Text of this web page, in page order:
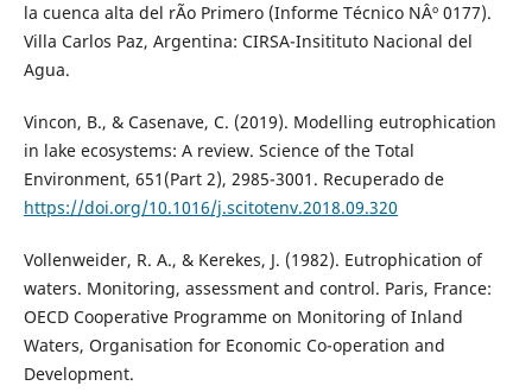
la cuenca alta del rÃ­o Primero (Informe Técnico NÂº 0177).
Villa Carlos Paz, Argentina: CIRSA-Insitituto Nacional del
Agua.
Vincon, B., & Casenave, C. (2019). Modelling eutrophication
in lake ecosystems: A review. Science of the Total
Environment, 651(Part 2), 2985-3001. Recuperado de
https://doi.org/10.1016/j.scitotenv.2018.09.320
Vollenweider, R. A., & Kerekes, J. (1982). Eutrophication of
waters. Monitoring, assessment and control. Paris, France:
OECD Cooperative Programme on Monitoring of Inland
Waters, Organisation for Economic Co-operation and
Development.